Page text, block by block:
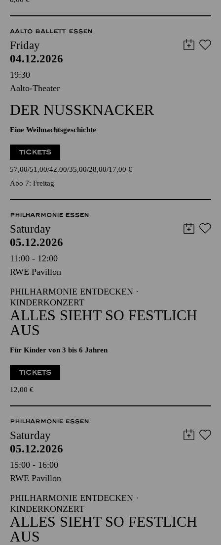
AALTO BALLETT ESSEN
Friday
04.12.2026
19:30
Aalto-Theater
DER NUSSKNACKER
Eine Weihnachtsgeschichte
TICKETS
57,00 51,00 42,00 35,00 28,00 17,00 €
Abo 7: Freitag
PHILHARMONIE ESSEN
Saturday
05.12.2026
11:00 - 12:00
RWE Pavillon
PHILHARMONIE ENTDECKEN ·
KINDERKONZERT
ALLES SIEHT SO FESTLICH
AUS
Für Kinder von 3 bis 6 Jahren
TICKETS
12,00 €
PHILHARMONIE ESSEN
Saturday
05.12.2026
15:00 - 16:00
RWE Pavillon
PHILHARMONIE ENTDECKEN ·
KINDERKONZERT
ALLES SIEHT SO FESTLICH
AUS